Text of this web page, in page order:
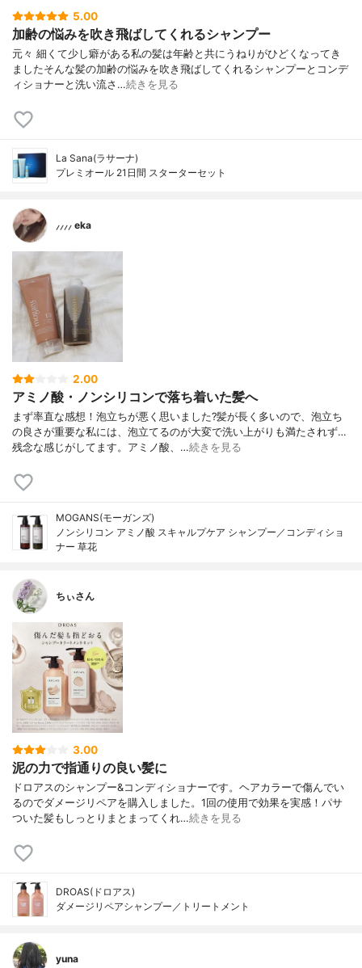
5.00
加齢の悩みを吹き飛ばしてくれるシャンプー
元々 細くて 少し癖がある私の髪は 年齢と共にうねりがひどくなってき
ました そんな髪の加齢の悩みを 吹き飛ばしてくれるシャンプーと コンデ
ィショナーと洗い流さ…続きを見る
La Sana(ラサーナ)
プレミオール 21日間 スターターセット
⸝⸝⸝⸝ eka
2.00
アミノ酸・ノンシリコンで落ち着いた髪へ
まず率直な感想！泡立ちが悪く思いました?髪が長く多いので、泡立ち
の良さが重要な私には、泡立てるのが大変で洗い上がりも満たされず…
残念な感じがしてます。アミノ酸、…続きを見る
MOGANS(モーガンズ)
ノンシリコン アミノ酸 スキャルプケア シャンプー／コンディショ
ナー 草花
ちぃさん
3.00
泥の力で指通りの良い髪に
ドロアスのシャンプー&コンディショナーです。ヘアカラーで傷んでい
るのでダメージリペアを購入しました。1回の使用で効果を実感！パサ
ついた髪もしっとりまとまってくれ…続きを見る
DROAS(ドロアス)
ダメージリペアシャンプー／トリートメント
yuna